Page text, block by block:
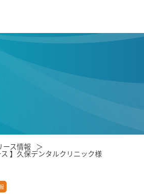
ース情報
ス 】久保デンタルクリニック様